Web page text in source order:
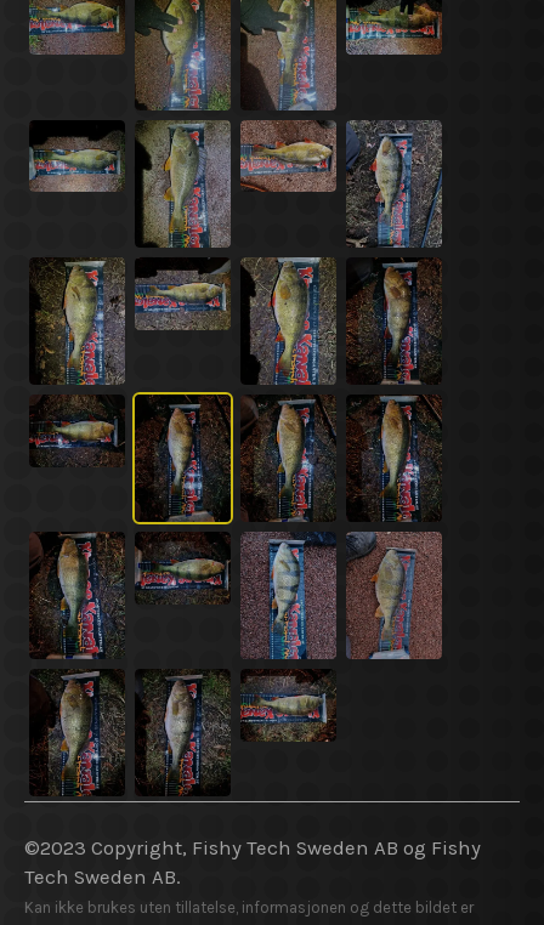
©2023 Copyright, Fishy Tech Sweden AB og Fishy
Tech Sweden AB.
Kan ikke brukes uten tillatelse, informasjonen og dette bildet er